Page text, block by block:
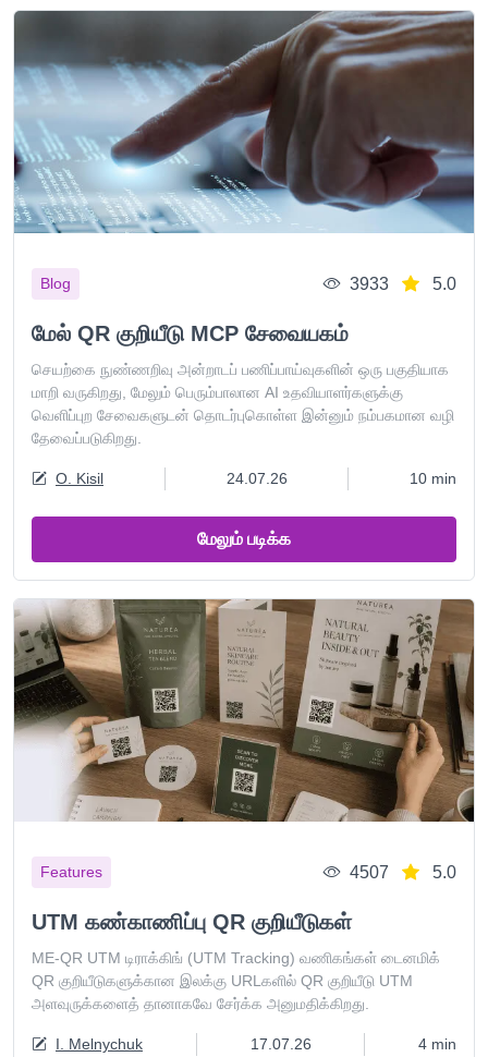
Blog 3933 5.0
மேல் QR குறியீடு MCP சேவையகம்
செயற்கை நுண்ணறிவு அன்றாடப் பணிப்பாய்வுகளின் ஒரு பகுதியாக
மாறி வருகிறது, மேலும் பெரும்பாலான AI உதவியாளர்களுக்கு
வெளிப்புற சேவைகளுடன் தொடர்புகொள்ள இன்னும் நம்பகமான வழி
தேவைப்படுகிறது.
O. Kisil 24.07.26 10 min
மேலும் படிக்க
Features 4507 5.0
UTM கண்காணிப்பு QR குறியீடுகள்
ME-QR UTM டிராக்கிங் (UTM Tracking) வணிகங்கள் டைனமிக்
QR குறியீடுகளுக்கான இலக்கு URLகளில் QR குறியீடு UTM
அளவுருக்களைத் தானாகவே சேர்க்க அனுமதிக்கிறது.
I. Melnychuk 17.07.26 4 min